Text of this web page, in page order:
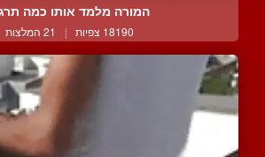
המורה מלמד אותו כמה
18190 צפיות | 21 המלצות